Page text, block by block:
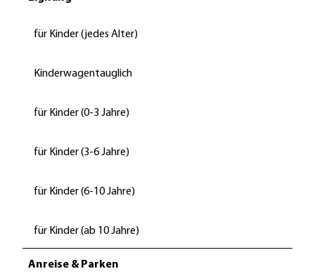
für Kinder (jedes Alter)
Kinderwagentauglich
für Kinder (0-3 Jahre)
für Kinder (3-6 Jahre)
für Kinder (6-10 Jahre)
für Kinder (ab 10 Jahre)
Anreise & Parken